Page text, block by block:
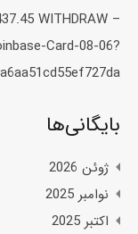
WITHDRAW –
Card-08-06?
????️
بایگانی‌ها
ژوئن 2026
نوامبر 2025
اکتبر 2025